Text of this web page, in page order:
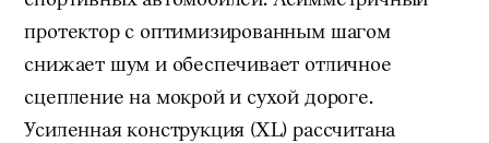
протектор с оптимизированным шагом
снижает шум и обеспечивает отличное
сцепление на мокрой и сухой дороге.
Усиленная конструкция (XL) рассчитана